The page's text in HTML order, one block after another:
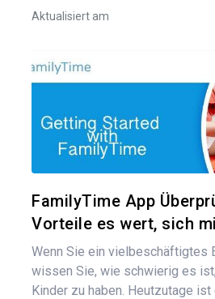
Aktualisiert am
FamilyTime App
Vorteile es wert, sich
Wenn Sie ein vielbeschäftigtes
wissen Sie, wie schwierig es
Kinder zu haben. Heutzutage ist